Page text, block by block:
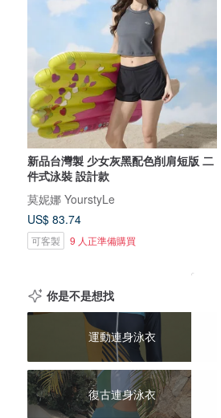
新品台灣製 少女灰黑配色削肩短版 二
件式泳裝 設計款
莫妮娜 YourstyLe
US$ 83.74
可客製 9 人正準備購買
你是不是想找
運動連身泳衣
復古連身泳衣